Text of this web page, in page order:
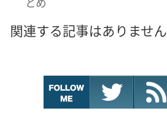
関連する記事はありません